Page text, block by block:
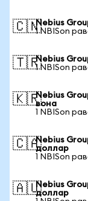
🇨🇳Nebius
1 NBISon
🇹🇷Nebius
1 NBISon
🇰🇷Nebius
вона
1 NBISon
🇨🇦Nebius
доллар
1 NBISon
🇦🇺Nebius
доллар